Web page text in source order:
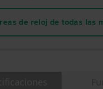
de reloj de todas las